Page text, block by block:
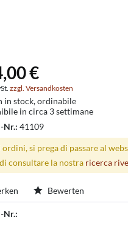
€
zzgl. Versandkosten
in stock, ordinabile
in circa 3 settimane
Nr.: 41109
ordini, si prega di passare al
consultare la nostra ricerca
Bewerten
Nr.: